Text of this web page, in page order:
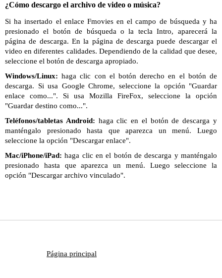
¿Cómo descargo el archivo de video o música?
Si ha insertado el enlace Fmovies en el campo de búsqueda y ha
presionado el botón de búsqueda o la tecla Intro, aparecerá la
página de descarga. En la página de descarga puede descargar el
video en diferentes calidades. Dependiendo de la calidad que desee,
seleccione el botón de descarga apropiado.
Windows/Linux: haga clic con el botón derecho en el botón de
descarga. Si usa Google Chrome, seleccione la opción "Guardar
enlace como...". Si usa Mozilla FireFox, seleccione la opción
"Guardar destino como...".
Teléfonos/tabletas Android: haga clic en el botón de descarga y
manténgalo presionado hasta que aparezca un menú. Luego
seleccione la opción "Descargar enlace".
Mac/iPhone/iPad: haga clic en el botón de descarga y manténgalo
presionado hasta que aparezca un menú. Luego seleccione la
opción "Descargar archivo vinculado".
Página principal